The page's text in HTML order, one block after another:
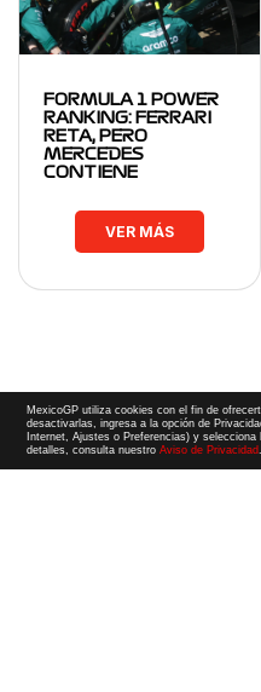
FORMULA 1 POWER
RANKING: FERRARI
RETA, PERO
MERCEDES
CONTIENE
VER MÁS
MexicoGP utiliza cookies con el fin de
desactivarlas, ingresa a la opción de
Internet, Ajustes o Preferencias) y
detalles, consulta nuestroAviso de Privacidad.